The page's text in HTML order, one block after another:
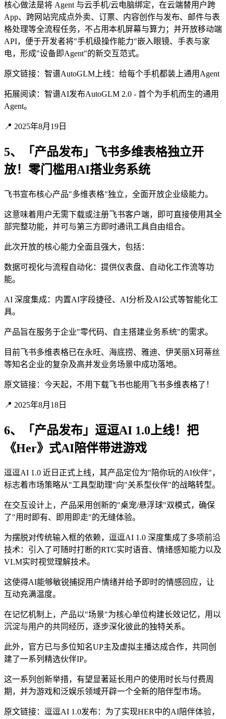
核心做法是将 Agent 与云手机/云电脑绑定，在云端替用户跨
App、跨网站完成点外卖、订票、内容创作与发布、邮件与表
格处理等全流程任务，不占用本机屏幕与算力；并开放移动端
API，便于开发者将"手机级操作能力"嵌入眼镜、手表与家
电，形成"设备即Agent"的新交互范式。
原文链接：智谱AutoGLM上线：给每个手机都装上通用Agent
拓展阅读：智谱AI发布AutoGLM 2.0 - 首个为手机而生的通用
Agent。
📍 2025年8月19日
5、「产品发布」飞书多维表格独立开
放！零门槛用AI搭业务系统
飞书宣布核心产品"多维表格"独立，全面开放企业级能力。
这意味着用户无需下载或注册飞书客户端，即可直接使用其全
部完整功能，并可与第三方即时通讯工具自由组合。
此次开放的核心能力全面且强大，包括：
数据可视化与流程自动化：提供仪表盘、自动化工作流等功
能。
AI 深度集成：内置AI字段捷径、AI分析及AI公式等智能化工
具。
产品旨在服务于企业"零代码、自主搭建业务系统"的需求。
目前飞书多维表格已在永旺、海底捞、雅迪、伊芙丽X珂蒂丝
等知名企业的复杂及高并发业务场景中成功落地。
原文链接：今天起，不用下载飞书也能用飞书多维表格了！
📍 2025年8月18日
6、「产品发布」逗逗AI 1.0上线！把
《Her》式AI陪伴带进游戏
逗逗AI 1.0 近日正式上线，其产品定位为"陪你玩的AI伙伴"，
标志着市场策略从"工具型助理"向"关系型伙伴"的战略转型。
在交互设计上，产品采用创新的"桌宠/悬浮球"双模式，确保
了"用时即有、即用即走"的无缝体验。
为摆脱对传统输入框的依赖，逗逗AI 1.0 深度集成了多项前沿
技术：引入了可随时打断的RTC实时语音、情绪感知能力以及
VLM实时视觉理解技术。
这使得AI能够敏锐捕捉用户情绪并给予即时的情感回应，让
互动充满温度。
在记忆机制上，产品以"场景"为核心单位构建长效记忆，用以
沉淀与用户的共同经历，逐步深化彼此的独特关系。
此外，官方已与多位知名UP主及虚拟主播达成合作，共同创
建了一系列精选伙伴IP。
这一系列创新举措，有望显著延长用户的使用时长与付费周
期，并为游戏和泛娱乐领域开辟一个全新的陪伴型市场。
原文链接：逗逗AI 1.0发布：为了实现HER中的AI陪伴体验，